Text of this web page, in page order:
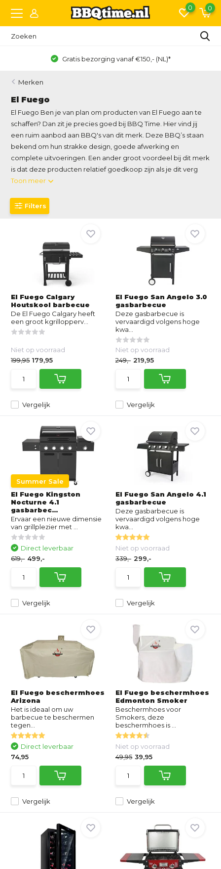
0 0
Gratis bezorging vanaf €150,- (NL)*
Merken
El Fuego
El Fuego Ben je van plan om producten van El Fuego aan te
schaffen? Dan zit je precies goed bij BBQ Time. Hier vind jij
een ruim aanbod aan BBQ's van dit merk. Deze BBQ’s staan
bekend om hun strakke design, goede afwerking en
complete uitvoeringen. Een ander groot voordeel bij dit merk
is dat deze producten relatief goedkoop zijn als je dit verg
Toon meer
Filters
El Fuego Calgary
Houtskool barbecue
De El Fuego Calgary heeft
een groot kgrillopperv...
Vergelijk
Niet op voorraad
199,95 179,95
El Fuego San Angelo 3.0
gasbarbecue
Deze gasbarbecue is
vervaardigd volgens hoge
kwa...
Vergelijk
Niet op voorraad
249,- 219,95
Summer Sale
El Fuego Kingston
Nocturne 4.1
gasbarbec...
Ervaar een nieuwe dimensie
van grillplezier met ...
Vergelijk
Direct leverbaar
619,- 499,-
El Fuego San Angelo 4.1
gasbarbecue
Deze gasbarbecue is
vervaardigd volgens hoge
kwa...
Vergelijk
Niet op voorraad
339,- 299,-
El Fuego beschermhoes
Arizona
Het is ideaal om uw
barbecue te beschermen
tegen...
Vergelijk
Direct leverbaar
74,95
El Fuego beschermhoes
Edmonton Smoker
Beschermhoes voor
Smokers, deze
beschermhoes is ...
Vergelijk
Niet op voorraad
49,95 39,95